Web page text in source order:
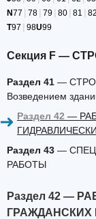
N77 | 78 | 79 | 80 | 81 | 82
T97 | 98U99
Секция F —
Раздел 41 —
Возведением
Раздел 42 —
Раздел 43 —
РАБОТЫ
Раздел 42 —
ГРАЖДАНСКИХ